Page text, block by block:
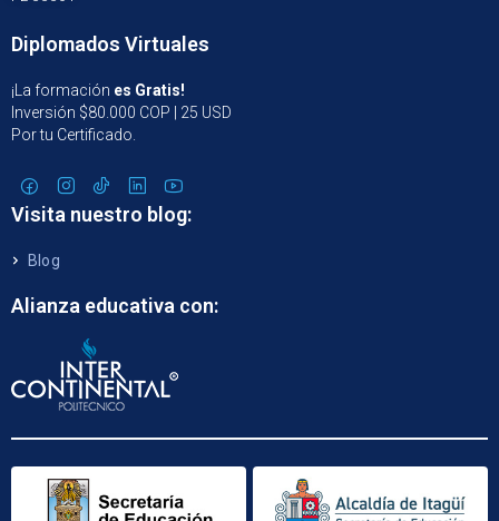
Diplomados Virtuales
¡La formación es Gratis!
Inversión $80.000 COP | 25 USD
Por tu Certificado.
Visita nuestro blog:
Blog
Alianza educativa con: